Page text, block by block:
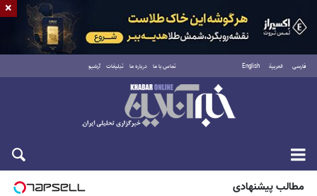
فارسی العربية English تماس با ما درباره ما تبلیغات آرشیو
شنبه ۱۷ مرداد ۱۴۰۵
مطالب پیشنهادی
×